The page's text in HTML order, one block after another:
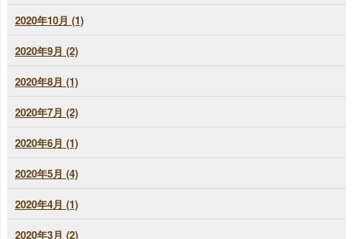
2020年10月 (1)
2020年9月 (2)
2020年8月 (1)
2020年7月 (2)
2020年6月 (1)
2020年5月 (4)
2020年4月 (1)
2020年3月 (2)